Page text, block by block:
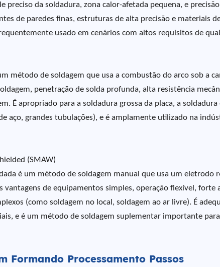
preciso da soldadura, zona calor-afetada pequena, e
de paredes finas, estruturas de alta precisão e materiais
usado em cenários com altos requisitos de
método de soldagem que usa a combustão do arco sob a
penetração de solda profunda, alta resistência
É apropriado para a soldadura grossa da placa, a
aço, grandes tubulações), e é amplamente utilizado na
(SMAW)
é um método de soldagem manual que usa um eletrodo
vantagens de equipamentos simples, operação flexível, forte
(como soldagem no local, soldagem ao ar livre). É
e é um método de soldagem suplementar importante
Formando Processamento Passos